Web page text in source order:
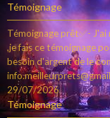
Témoignage
Témoignage prêt✅-
,je fais ce témoignage
besoin d'argent de le
29/07/2026
Témoignage